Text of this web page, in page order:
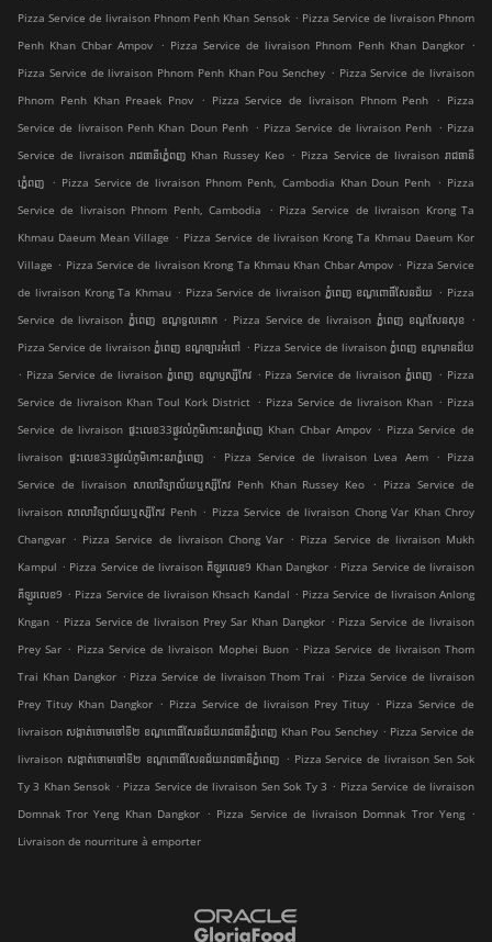
Pizza Service de livraison Phnom Penh Khan Sensok . Pizza Service de livraison Phnom
Penh Khan Chbar Ampov
. Pizza Service de livraison Phnom Penh Khan Dangkor .
Pizza Service de livraison Phnom Penh Khan Pou Senchey . Pizza Service de livraison
Phnom Penh Khan Preaek Pnov
. Pizza Service de livraison Phnom Penh . Pizza
Service de livraison Penh Khan Doun Penh . Pizza Service de livraison Penh . Pizza
Service de livraison រាជធានីភ្នំេពញ Khan Russey Keo . Pizza Service de livraison រាជធានី
ភ្នំេពញ
. Pizza Service de livraison Phnom Penh, Cambodia Khan Doun Penh . Pizza
Service de livraison Phnom Penh, Cambodia
. Pizza Service de livraison Krong Ta
Khmau Daeum Mean Village . Pizza Service de livraison Krong Ta Khmau Daeum Kor
Village . Pizza Service de livraison Krong Ta Khmau Khan Chbar Ampov . Pizza Service
de livraison Krong Ta Khmau . Pizza Service de livraison ភ្នំពេញ ខណ្ឌ​ពោធិ៍សែនជ័យ . Pizza
Service de livraison ភ្នំពេញ ខណ្ឌទួលគោក . Pizza Service de livraison ភ្នំពេញ ខណ្ឌ​សែនសុខ .
Pizza Service de livraison ភ្នំពេញ ខណ្ឌច្បារអំពៅ . Pizza Service de livraison ភ្នំពេញ ខណ្ឌមានជ័យ
. Pizza Service de livraison ភ្នំពេញ ខណ្ឌ​ឫស្សីកែវ . Pizza Service de livraison ភ្នំពេញ . Pizza
Service de livraison Khan Toul Kork District . Pizza Service de livraison Khan . Pizza
Service de livraison ផ្ទះលេខ33ផ្លូវលំភូមិកោះនរាភ្នំពេញ Khan Chbar Ampov . Pizza Service de
livraison ផ្ទះលេខ33ផ្លូវលំភូមិកោះនរាភ្នំពេញ
. Pizza Service de livraison Lvea Aem . Pizza
Service de livraison សាលាវិទ្យាល័យឬស្សីកែវ Penh Khan Russey Keo
. Pizza Service de
livraison សាលាវិទ្យាល័យឬស្សីកែវ Penh . Pizza Service de livraison Chong Var Khan Chroy
Changvar . Pizza Service de livraison Chong Var . Pizza Service de livraison Mukh
Kampul . Pizza Service de livraison គីឡូរលេខ9 Khan Dangkor . Pizza Service de livraison
គីឡូរលេខ9 . Pizza Service de livraison Khsach Kandal . Pizza Service de livraison Anlong
Kngan . Pizza Service de livraison Prey Sar Khan Dangkor . Pizza Service de livraison
Prey Sar . Pizza Service de livraison Mophei Buon . Pizza Service de livraison Thom
Trai Khan Dangkor . Pizza Service de livraison Thom Trai . Pizza Service de livraison
Prey Tituy Khan Dangkor . Pizza Service de livraison Prey Tituy . Pizza Service de
livraison សង្កាត់ចោមចៅទី២ ខណ្ឌពោធិ៍សែនជ័យរាជធានីភ្នំពេញ Khan Pou Senchey . Pizza Service de
livraison សង្កាត់ចោមចៅទី២ ខណ្ឌពោធិ៍សែនជ័យរាជធានីភ្នំពេញ . Pizza Service de livraison Sen Sok
Ty 3 Khan Sensok . Pizza Service de livraison Sen Sok Ty 3 . Pizza Service de livraison
Domnak Tror Yeng Khan Dangkor . Pizza Service de livraison Domnak Tror Yeng .
Livraison de nourriture à emporter